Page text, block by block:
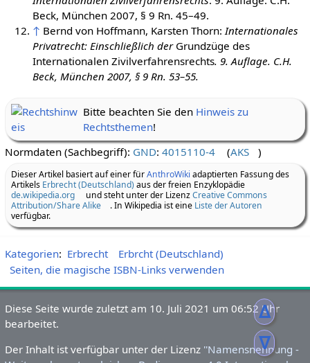
ᐃ
ᐁ
Internationalen Zivilverfahrensrechts
Beck, München2007, § 9 Rn. 45–49.
↑ Bernd von Hoffmann, Karsten Thorn:Internationales
Privatrecht: Einschließlich derGrundzüge des
Internationalen Zivilverfahrensrechts
Bitte beachten Sie den
Rechtsthemen!
Normdaten (Sachbegriff):GND:4015110-4 (AKS )
Dieser Artikel basiert auf einer fürAnthroWikiadaptierten Fassung des
ArtikelsErbrecht (Deutschland)aus der freien Enzyklopädie
de.wikipedia.org
und steht unter der Lizenz Creative Commons
Attribution/Share Alike
verfügbar.
Kategorien: Erbrecht
Erbrcht (Deutschland)
Seiten, die magische ISBN-Links verwenden